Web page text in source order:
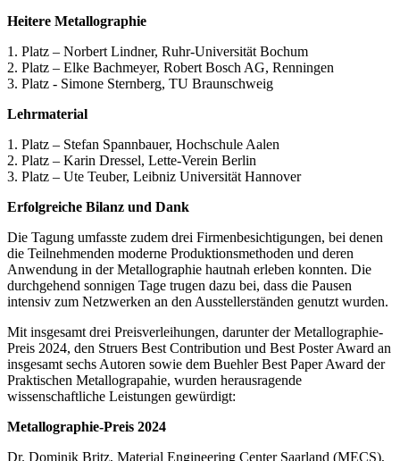
Heitere Metallographie
1. Platz – Norbert Lindner, Ruhr-Universität Bochum
2. Platz – Elke Bachmeyer, Robert Bosch AG, Renningen
3. Platz - Simone Sternberg, TU Braunschweig
Lehrmaterial
1. Platz – Stefan Spannbauer, Hochschule Aalen
2. Platz – Karin Dressel, Lette-Verein Berlin
3. Platz – Ute Teuber, Leibniz Universität Hannover
Erfolgreiche Bilanz und Dank
Die Tagung umfasste zudem drei Firmenbesichtigungen, bei denen
die Teilnehmenden moderne Produktionsmethoden und deren
Anwendung in der Metallographie hautnah erleben konnten. Die
durchgehend sonnigen Tage trugen dazu bei, dass die Pausen
intensiv zum Netzwerken an den Ausstellerständen genutzt wurden.
Mit insgesamt drei Preisverleihungen, darunter der Metallographie-
Preis 2024, den Struers Best Contribution und Best Poster Award an
insgesamt sechs Autoren sowie dem Buehler Best Paper Award der
Praktischen Metallograpahie, wurden herausragende
wissenschaftliche Leistungen gewürdigt:
Metallographie-Preis 2024
Dr. Dominik Britz, Material Engineering Center Saarland (MECS),